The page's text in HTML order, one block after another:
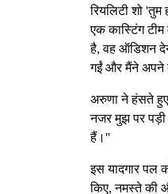
रियलिटी शो
एक कास्टिंग टीम
है, वह ऑडिशन
गईं और मैंने अपने
अरुणा ने हंसते हुए
नजर मुझ पर पड़ी
हैं।''
इस यादगार पल
किए, नमस्ते की